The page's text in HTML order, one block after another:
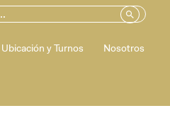
y Turnos Nosotros
Buscar